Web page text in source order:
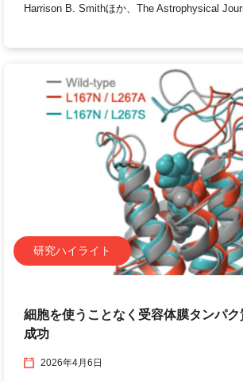
Harrison B. Smithほか、The Astrophysical
研究ハイライト
細胞を使うことなく受容体膜タンパ
成功
2026年4月6日